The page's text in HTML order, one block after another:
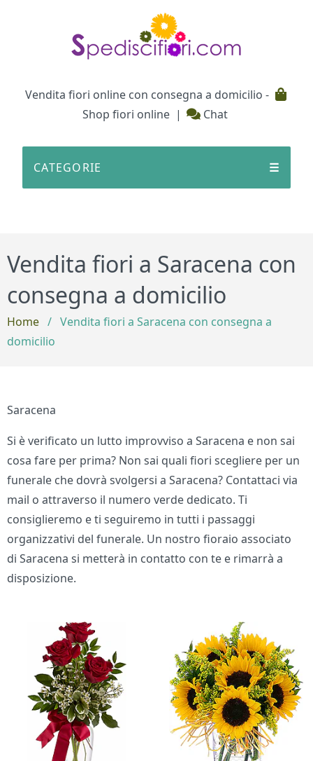
Vendita fiori online con consegna a domicilio -
Shop fiori online | Chat
CATEGORIE ☰
Vendita fiori a Saracena con
consegna a domicilio
Home / Vendita fiori a Saracena con consegna a
domicilio
Saracena
Si è verificato un lutto improvviso a Saracena e non sai
cosa fare per prima? Non sai quali fiori scegliere per un
funerale che dovrà svolgersi a Saracena? Contattaci via
mail o attraverso il numero verde dedicato. Ti
consiglieremo e ti seguiremo in tutti i passaggi
organizzativi del funerale. Un nostro fioraio associato
di Saracena si metterà in contatto con te e rimarrà a
disposizione.
Bouquet di fiori